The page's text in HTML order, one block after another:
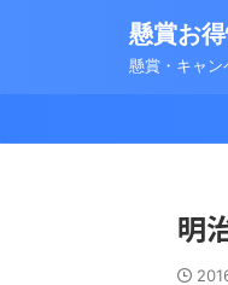
懸賞お
懸賞・キャン
明